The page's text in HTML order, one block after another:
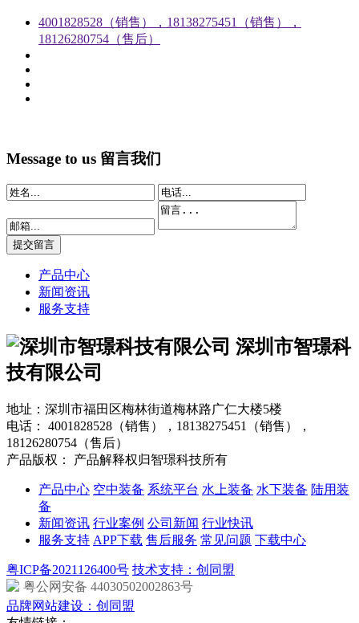
4001828528（销售），18138275451（销售），
18126280754（售后）
Message to us 留言我们
产品中心
新闻资讯
服务支持
深圳市智璟科
技有限公司
地址：深圳市福田区梅林街道梅林路广仁大楼5楼
电话： 4001828528（销售），18138275451（销售），
18126280754（售后）
产品版权： 产品解释权归智璟科技所有
产品中心 空中装备 系统平台 水上装备 水下装备 陆用装
备
新闻资讯 行业案例 公司新闻 行业快讯
服务支持 APP下载 售后服务 常见问题 下载中心
粤ICP备2021126400号 技术支持：创同盟
粤公网安备 44030502002863号
品牌网站建设：创同盟